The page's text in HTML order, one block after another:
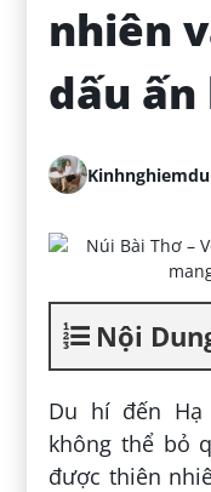
nhiên
dấu
Nội
Du hí đến Hạ
không thể bỏ
được thiên